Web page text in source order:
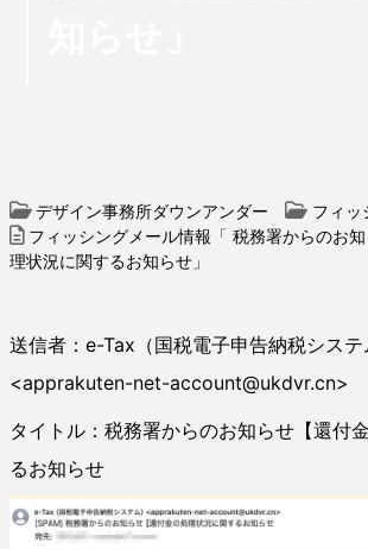
デザイン事務所ダウンアンダー
フィッ
フィッシングメール情報「 税務署からのお
理状況に関するお知らせ」
送信者：e-Tax（国税電子申告納税システ
<apprakuten-net-account@ukdvr.cn>
タイトル：税務署からのお知らせ【還付
るお知らせ